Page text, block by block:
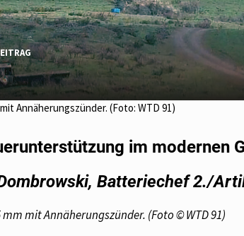
Annäherungszünder. (Foto: WTD 91)
im modernen
Batteriechef 2./
mit Annäherungszünder. (Foto© WTD 91)